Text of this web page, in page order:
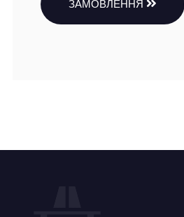
ЗАМОВЛЕННЯ